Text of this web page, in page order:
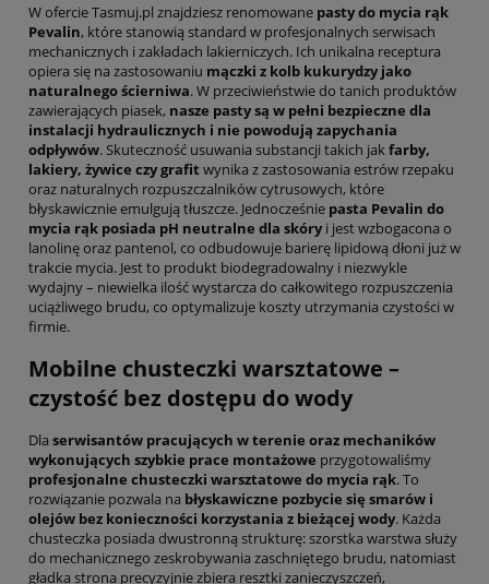
W ofercie Tasmuj.pl znajdziesz renomowane pasty do mycia rąk
Pevalin, które stanowią standard w profesjonalnych serwisach
mechanicznych i zakładach lakierniczych. Ich unikalna receptura
opiera się na zastosowaniu mączki z kolb kukurydzy jako
naturalnego ścierniwa. W przeciwieństwie do tanich produktów
zawierających piasek, nasze pasty są w pełni bezpieczne dla
instalacji hydraulicznych i nie powodują zapychania
odpływów. Skuteczność usuwania substancji takich jak farby,
lakiery, żywice czy grafit wynika z zastosowania estrów rzepaku
oraz naturalnych rozpuszczalników cytrusowych, które
błyskawicznie emulgują tłuszcze. Jednocześnie pasta Pevalin do
mycia rąk posiada pH neutralne dla skóryi jest wzbogacona o
lanolinę oraz pantenol, co odbudowuje barierę lipidową dłoni już w
trakcie mycia. Jest to produkt biodegradowalny i niezwykle
wydajny – niewielka ilość wystarcza do całkowitego rozpuszczenia
uciążliwego brudu, co optymalizuje koszty utrzymania czystości w
firmie.
Mobilne chusteczki warsztatowe –
czystość bez dostępu do wody
Dla serwisantów pracujących w terenie oraz mechaników
wykonujących szybkie prace montażowe przygotowaliśmy
profesjonalne chusteczki warsztatowe do mycia rąk. To
rozwiązanie pozwala na błyskawiczne pozbycie się smarów i
olejów bez konieczności korzystania z bieżącej wody. Każda
chusteczka posiada dwustronną strukturę: szorstka warstwa służy
do mechanicznego zeskrobywania zaschniętego brudu, natomiast
gładka strona precyzyjnie zbiera resztki zanieczyszczeń,